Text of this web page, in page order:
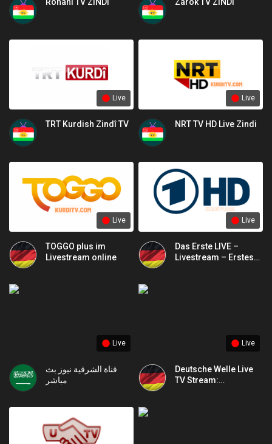
Live
TRT Kurdish Zindî TV
Live
NRT TV HD Live Zindi
Live
TOGGO plus im
Livestream online
Live
Das Erste LIVE –
Livestream – Erstes
Live
قناة الشرقية نيوز بث
مباشر
Live
Deutsche Welle Live
TV Stream: